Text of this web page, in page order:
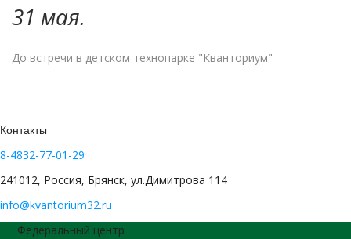
31 мая.
До встречи в детском технопарке "Кванториум"
Контакты
8-4832-77-01-29
241012, Россия, Брянск, ул.Димитрова 114
info@kvantorium32.ru
Федеральный центр